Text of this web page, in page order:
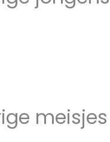
meisjes